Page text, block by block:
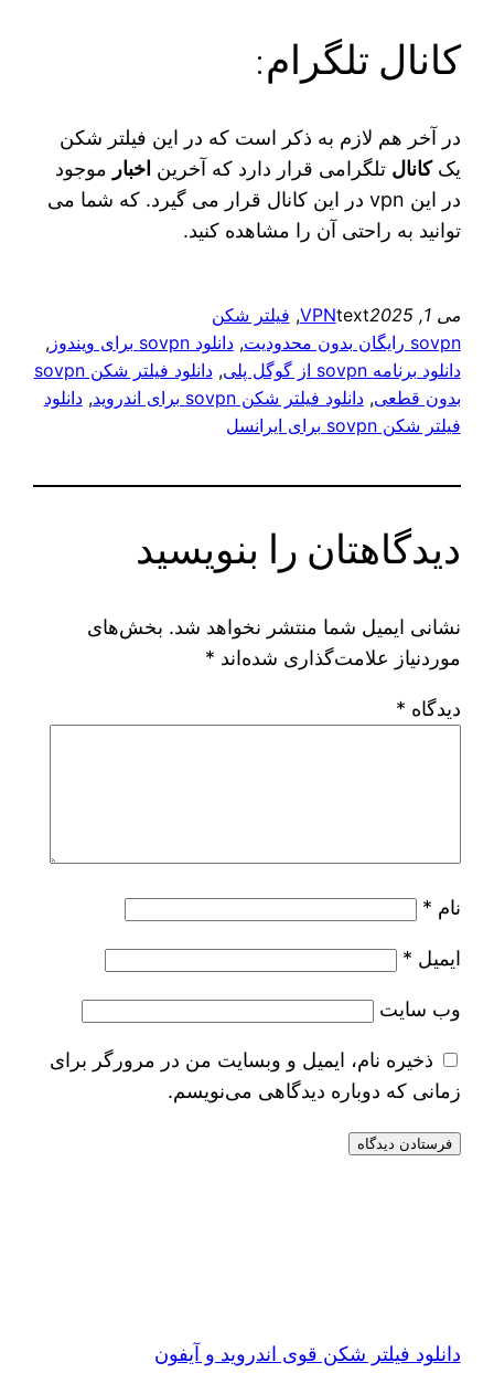
کانال تلگرام:
در آخر هم لازم به ذکر است که در این فیلتر شکن
یککانال تلگرامی قرار دارد که آخرین اخبار موجود
در این vpn در این کانال قرار می‌ گیرد. که شما می‌
توانید به راحتی آن را مشاهده کنید.
می 1, 2025 text
VPN
, فیلتر شکن
sovpn رایگان بدون محدودیت
, دانلود sovpn برای ویندوز
,
دانلود برنامه sovpn از گوگل پلی
,
دانلود فیلتر شکن sovpn
بدون قطعی, دانلود فیلتر شکن sovpn برای اندروید , دانلود
فیلتر شکن sovpn برای ایرانسل
دیدگاهتان را بنویسید
نشانی ایمیل شما منتشر نخواهد شد. بخش‌های
موردنیاز علامت‌گذاری شده‌اند *
دیدگاه *
نام *
ایمیل *
وب‌ سایت
ذخیره نام، ایمیل و وبسایت من در مرورگر برای
زمانی که دوباره دیدگاهی می‌نویسم.
دانلود فیلتر شکن قوی اندروید و آیفون